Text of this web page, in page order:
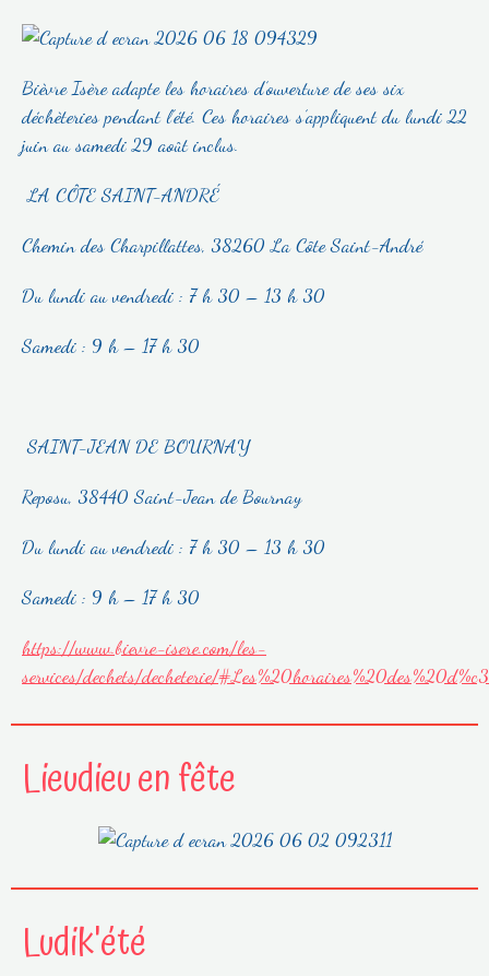
Bièvre Isère adapte les horaires d’ouverture de ses six
déchèteries pendant l’été. Ces horaires s’appliquent du lundi 22
juin au samedi 29 août inclus.
LA CÔTE SAINT-ANDRÉ
Chemin des Charpillattes, 38260 La Côte Saint-André
Du lundi au vendredi : 7 h 30 – 13 h 30
Samedi : 9 h – 17 h 30
SAINT-JEAN DE BOURNAY
Reposu, 38440 Saint-Jean de Bournay
Du lundi au vendredi : 7 h 30 – 13 h 30
Samedi : 9 h – 17 h 30
https://www.bievre-isere.com/les-
services/dechets/decheterie/
Lieudieu en fête
Ludik'été